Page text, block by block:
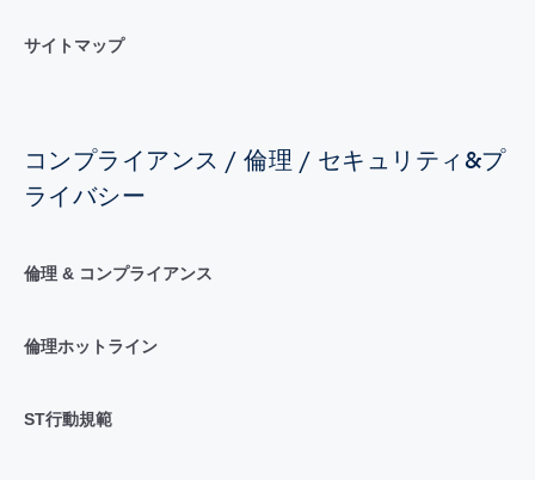
サイトマップ
コンプライアンス / 倫理 / セキュリティ&プ
ライバシー
倫理 & コンプライアンス
倫理ホットライン
ST行動規範